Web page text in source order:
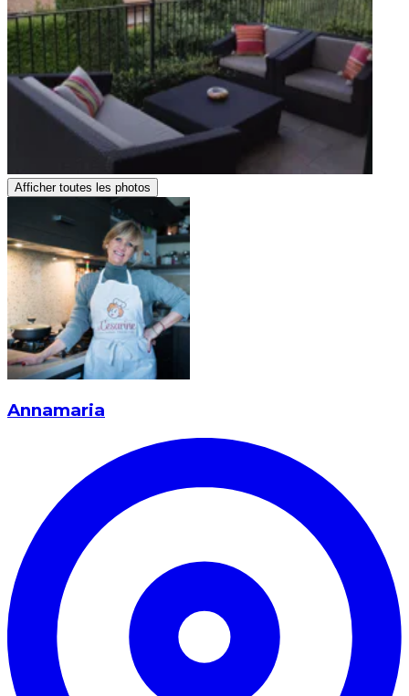
Afficher toutes les photos
Annamaria